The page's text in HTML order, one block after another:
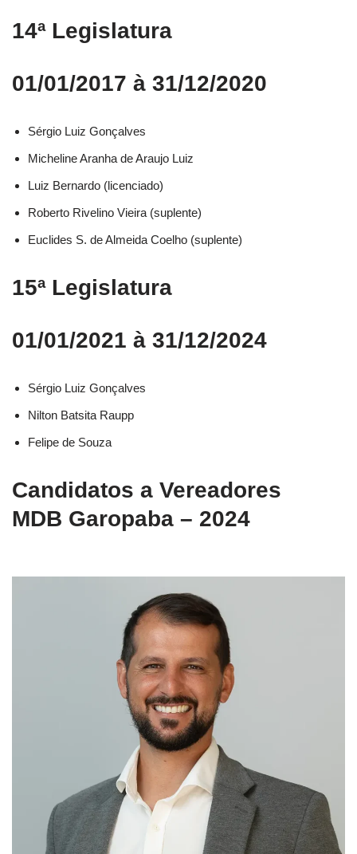
14ª Legislatura
01/01/2017 à 31/12/2020
Sérgio Luiz Gonçalves​
Micheline Aranha de Araujo Luiz​
Luiz Bernardo (licenciado)​
Roberto Rivelino Vieira (suplente)​
Euclides S. de Almeida Coelho (suplente)​
15ª Legislatura
01/01/2021 à 31/12/2024
Sérgio Luiz Gonçalves
Nilton Batsita Raupp
Felipe de Souza
Candidatos a Vereadores
MDB Garopaba – 2024